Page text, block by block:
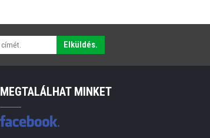
Elküldés.
MEGTALÁLHAT MINKET